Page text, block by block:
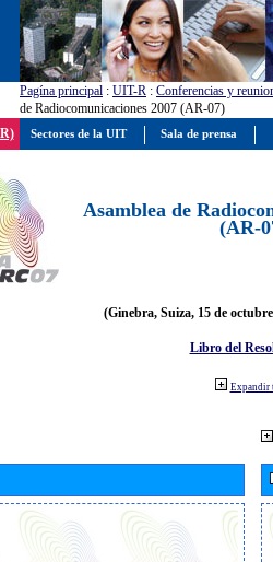
Pagína principal : UIT-R : Conferencias y
de Radiocomunicaciones 2007 (AR-07)
Asamblea de
(AR-
(Ginebra, Suiza, 15 de
Libro del
Expandir
Sectores de la UIT Sala de prensa